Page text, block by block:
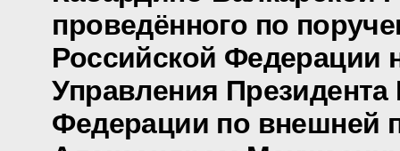
проведённого по
Российской Федерации
Управления Президента
Федерации по внешней